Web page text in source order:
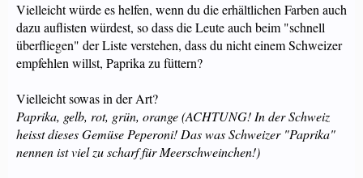
Vielleicht würde es helfen, wenn du die erhältlichen Farben auch
dazu auflisten würdest, so dass die Leute auch beim "schnell
überfliegen" der Liste verstehen, dass du nicht einem Schweizer
empfehlen willst, Paprika zu füttern?
Vielleicht sowas in der Art?
Paprika, gelb, rot, grün, orange (ACHTUNG! In der Schweiz
heisst dieses Gemüse Peperoni! Das was Schweizer "Paprika"
nennen ist viel zu scharf für Meerschweinchen!)